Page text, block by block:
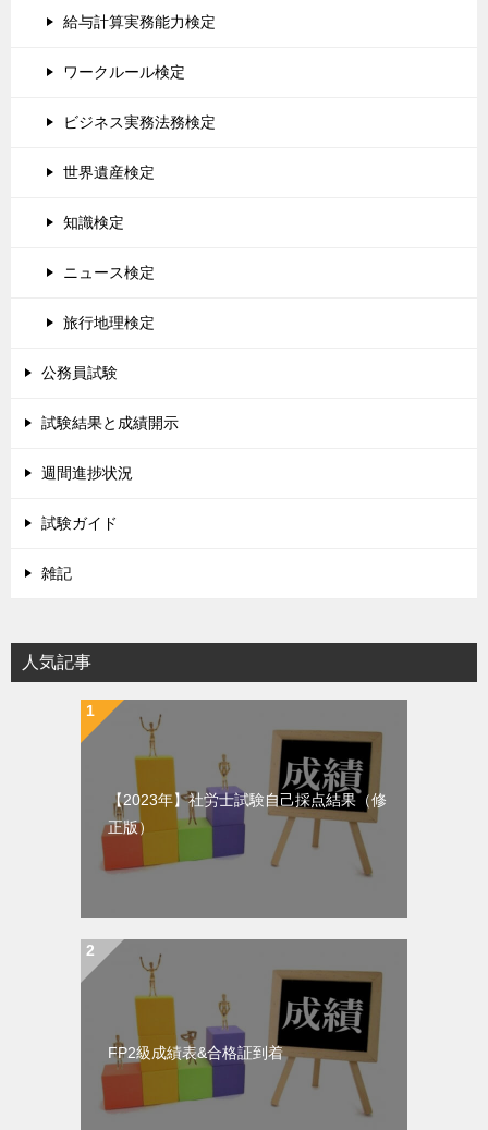
給与計算実務能力検定
ワークルール検定
ビジネス実務法務検定
世界遺産検定
知識検定
ニュース検定
旅行地理検定
公務員試験
試験結果と成績開示
週間進捗状況
試験ガイド
雑記
人気記事
【2023年】社労士試験自己採点結果（修
正版）
FP2級成績表&合格証到着